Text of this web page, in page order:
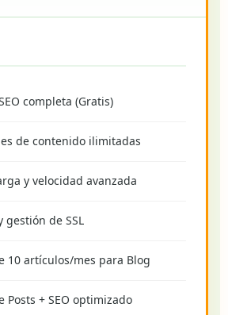
completa (Gratis)
de contenido ilimitadas
y velocidad avanzada
gestión de SSL
10 artículos/mes para Blog
Posts + SEO optimizado